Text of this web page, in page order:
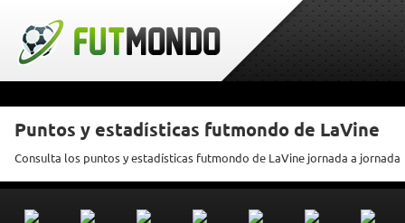
Puntos y estadísticas futmondo de LaVine
Consulta los puntos y estadísticas futmondo de LaVine jornada a jornada